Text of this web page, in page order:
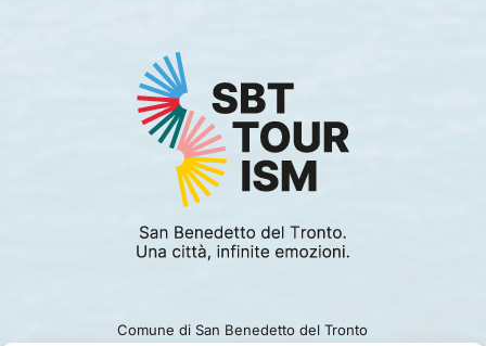
Comune di San Benedetto del Tronto